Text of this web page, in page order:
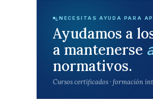
¿NECESITAS AYUDA PARA
Ayudamos a
a mantenerse
normativos.
Cursos certificados · formación